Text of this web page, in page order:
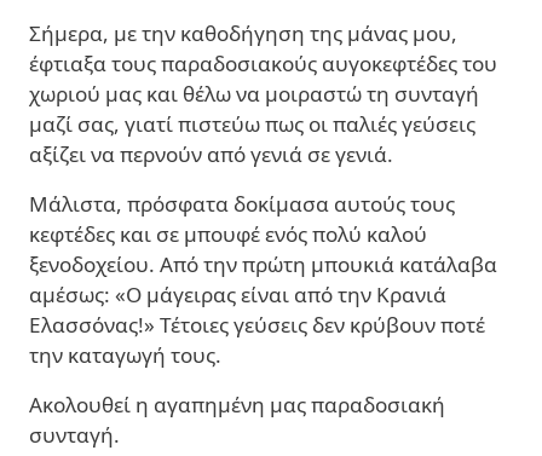
Σήμερα, με την καθοδήγηση της μάνας μου,
έφτιαξα τους παραδοσιακούς αυγοκεφτέδες του
χωριού μας και θέλω να μοιραστώ τη συνταγή
μαζί σας, γιατί πιστεύω πως οι παλιές γεύσεις
αξίζει να περνούν από γενιά σε γενιά.
Μάλιστα, πρόσφατα δοκίμασα αυτούς τους
κεφτέδες και σε μπουφέ ενός πολύ καλού
ξενοδοχείου. Από την πρώτη μπουκιά κατάλαβα
αμέσως: «Ο μάγειρας είναι από την Κρανιά
Ελασσόνας!» Τέτοιες γεύσεις δεν κρύβουν ποτέ
την καταγωγή τους.
Ακολουθεί η αγαπημένη μας παραδοσιακή
συνταγή.